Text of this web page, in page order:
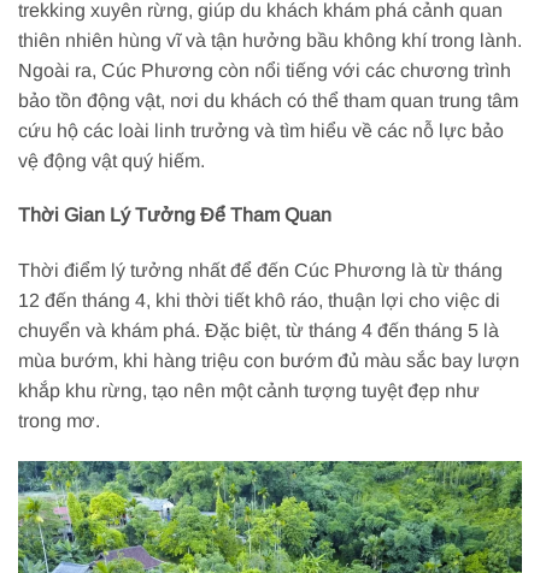
trekking xuyên rừng, giúp du khách khám phá cảnh quan
thiên nhiên hùng vĩ và tận hưởng bầu không khí trong lành.
Ngoài ra, Cúc Phương còn nổi tiếng với các chương trình
bảo tồn động vật, nơi du khách có thể tham quan trung tâm
cứu hộ các loài linh trưởng và tìm hiểu về các nỗ lực bảo
vệ động vật quý hiếm.
Thời Gian Lý Tưởng Để Tham Quan
Thời điểm lý tưởng nhất để đến Cúc Phương là từ tháng
12 đến tháng 4, khi thời tiết khô ráo, thuận lợi cho việc di
chuyển và khám phá. Đặc biệt, từ tháng 4 đến tháng 5 là
mùa bướm, khi hàng triệu con bướm đủ màu sắc bay lượn
khắp khu rừng, tạo nên một cảnh tượng tuyệt đẹp như
trong mơ.